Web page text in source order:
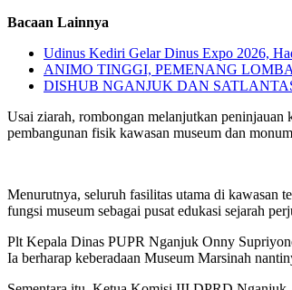
Bacaan Lainnya
Udinus Kediri Gelar Dinus Expo 2026,
ANIMO TINGGI, PEMENANG
DISHUB NGANJUK DAN
Usai ziarah, rombongan melanjutkan
pembangunan fisik kawasan museum dan
Menurutnya, seluruh fasilitas utama di kawasan
fungsi museum sebagai pusat edukasi sejarah
Plt Kepala Dinas PUPR Nganjuk Onny
Ia berharap keberadaan Museum Marsinah